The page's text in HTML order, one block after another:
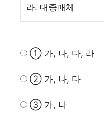
라. 대중매체
① 가, 나, 다, 라
② 가, 나, 다
③ 가, 나